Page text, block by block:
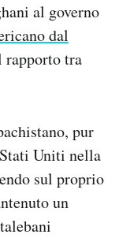
al governo
dal
rapporto tra
pur
Uniti nella
sul proprio
un